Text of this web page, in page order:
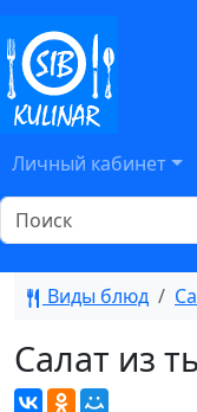
Личный кабинет
Виды блюд
Салат из